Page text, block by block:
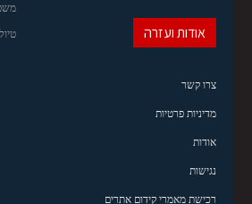
אודות ועזרה
צרו קשר
מדיניות פרטיות
אודות
נגישות
רכישת מאמרי קידום אתרים